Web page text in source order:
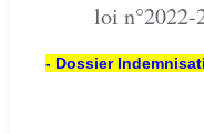
loi n°2022-
- Dossier